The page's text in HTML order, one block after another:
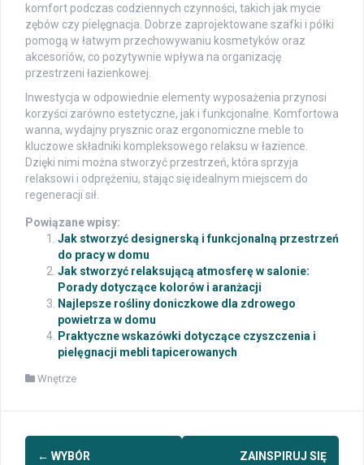
komfort podczas codziennych czynności, takich jak mycie
zębów czy pielęgnacja. Dobrze zaprojektowane szafki i półki
pomogą w łatwym przechowywaniu kosmetyków oraz
akcesoriów, co pozytywnie wpływa na organizację
przestrzeni łazienkowej.
Inwestycja w odpowiednie elementy wyposażenia przynosi
korzyści zarówno estetyczne, jak i funkcjonalne. Komfortowa
wanna, wydajny prysznic oraz ergonomiczne meble to
kluczowe składniki kompleksowego relaksu w łazience.
Dzięki nimi można stworzyć przestrzeń, która sprzyja
relaksowi i odprężeniu, stając się idealnym miejscem do
regeneracji sił.
Powiązane wpisy:
Jak stworzyć designerską i funkcjonalną przestrzeń
do pracy w domu
Jak stworzyć relaksującą atmosferę w salonie:
Porady dotyczące kolorów i aranżacji
Najlepsze rośliny doniczkowe dla zdrowego
powietrza w domu
Praktyczne wskazówki dotyczące czyszczenia i
pielęgnacji mebli tapicerowanych
Wnętrze
Post
← WYBÓR
ZAINSPIRUJ SIĘ